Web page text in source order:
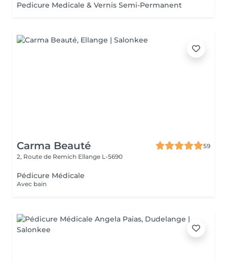
Pedicure Medicale & Vernis Semi-Permanent
Carma Beauté
59
2, Route de Remich Ellange L-5690
Pédicure Médicale
Avec bain